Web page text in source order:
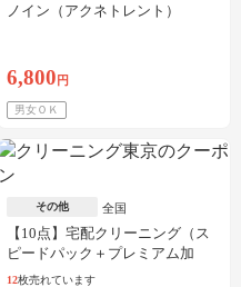
ノイン（アクネトレント）
6,800 円
男女ＯＫ
その他 全国
【10点】宅配クリーニング（ス
ピードパック＋プレミアム加
工）
12枚売れています